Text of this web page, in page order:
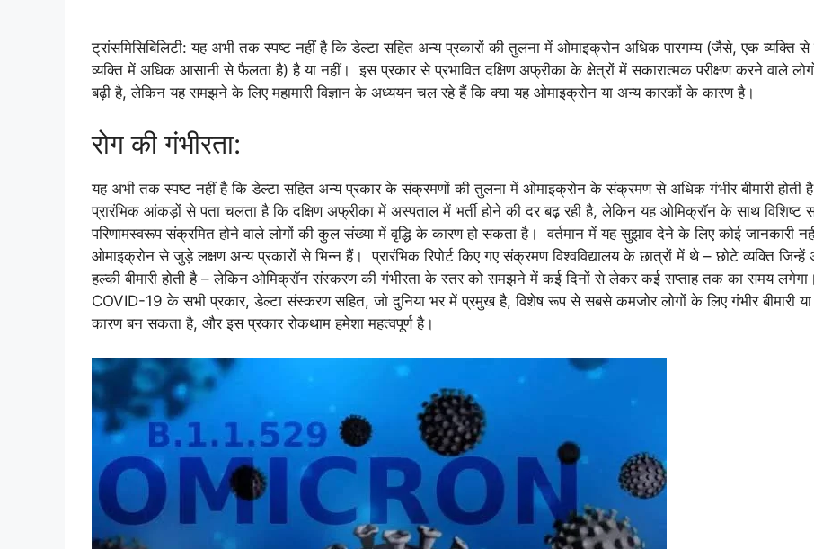
ट्रांसमिसिबिलिटी: यह अभी तक स्पष्ट नहीं है कि डेल्टा सहित अन्य प्रकारों की तुलना में ओमाइक्रोन अधिक पारगम्य (जैसे, एक व्यक्ति
व्यक्ति में अधिक आसानी से फैलता है) है या नहीं। इस प्रकार से प्रभावित दक्षिण अफ्रीका के क्षेत्रों में सकारात्मक परीक्षण करने वाले
बढ़ी है, लेकिन यह समझने के लिए महामारी विज्ञान के अध्ययन चल रहे हैं कि क्या यह ओमाइक्रोन या अन्य कारकों के कारण है।
रोग की गंभीरता:
यह अभी तक स्पष्ट नहीं है कि डेल्टा सहित अन्य प्रकार के संक्रमणों की तुलना में ओमाइक्रोन के संक्रमण से अधिक गंभीर बीमारी होती है
प्रारंभिक आंकड़ों से पता चलता है कि दक्षिण अफ्रीका में अस्पताल में भर्ती होने की दर बढ़ रही है, लेकिन यह ओमिक्रॉन के साथ
परिणामस्वरूप संक्रमित होने वाले लोगों की कुल संख्या में वृद्धि के कारण हो सकता है। वर्तमान में यह सुझाव देने के लिए कोई जानकारी
ओमाइक्रोन से जुड़े लक्षण अन्य प्रकारों से भिन्न हैं। प्रारंभिक रिपोर्ट किए गए संक्रमण विश्वविद्यालय के छात्रों में थे – छोटे व्यक्ति
हल्की बीमारी होती है – लेकिन ओमिक्रॉन संस्करण की गंभीरता के स्तर को समझने में कई दिनों से लेकर कई सप्ताह तक का समय लगेगा।
COVID-19 के सभी प्रकार, डेल्टा संस्करण सहित, जो दुनिया भर में प्रमुख है, विशेष रूप से सबसे कमजोर लोगों के लिए गंभीर बीमारी
कारण बन सकता है, और इस प्रकार रोकथाम हमेशा महत्वपूर्ण है।